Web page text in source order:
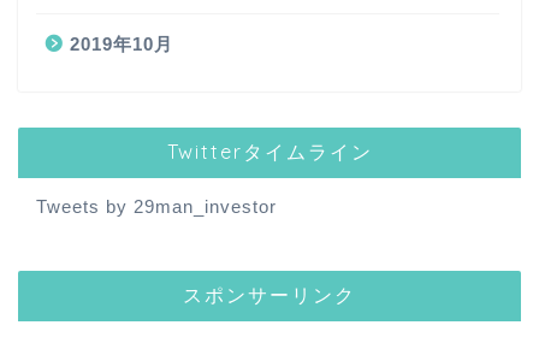
2019年10月
Twitterタイムライン
Tweets by 29man_investor
スポンサーリンク